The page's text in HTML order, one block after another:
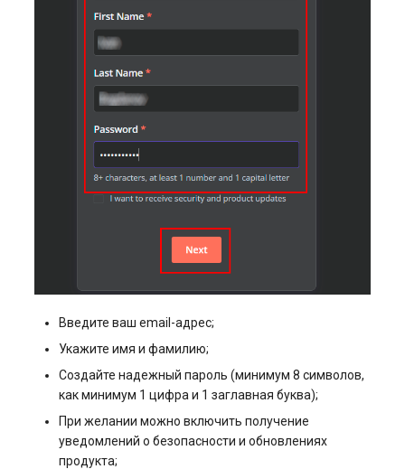
Введите ваш email-адрес;
Укажите имя и фамилию;
Создайте надежный пароль (минимум 8 символов,
как минимум 1 цифра и 1 заглавная буква);
При желании можно включить получение
уведомлений о безопасности и обновлениях
продукта;